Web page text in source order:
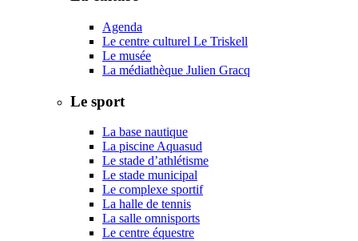
Agenda
Le centre culturel Le Triskell
Le musée
La médiathèque Julien Gracq
Le sport
La base nautique
La piscine Aquasud
Le stade d’athlétisme
Le stade municipal
Le complexe sportif
La halle de tennis
La salle omnisports
Le centre équestre